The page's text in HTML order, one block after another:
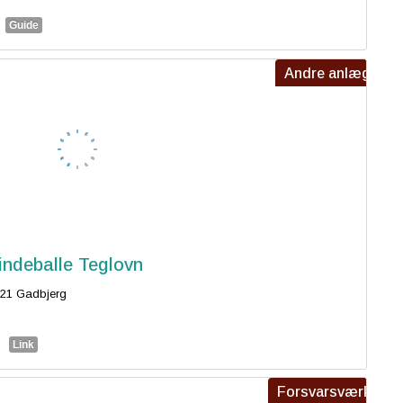
Guide
Andre anlæg
Teglovn
Gadbjerg
Link
Forsvarsværk